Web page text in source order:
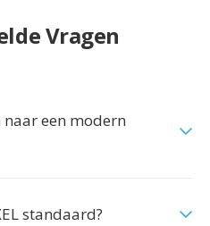
Vragen
naar een modern
standaard?